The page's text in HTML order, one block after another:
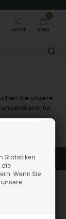
Statistiken
die
Wenn Sie
MENU
0
KORB
Sie unsere
für